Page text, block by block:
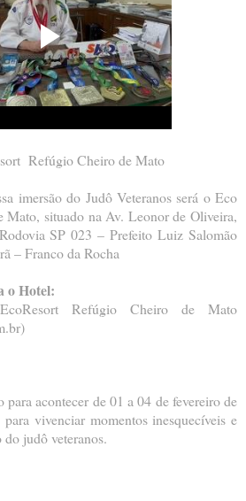
Refúgio Cheiro de Mato
imersão do Judô Veteranos será o Eco
Mato, situado na Av. Leonor de Oliveira,
SP 023 – Prefeito Luiz Salomão
– Franco da Rocha
o Hotel:
Refúgio Cheiro de Mato
para acontecer de 01 a 04 de fevereiro de
para vivenciar momentos inesquecíveis e
judô veteranos.